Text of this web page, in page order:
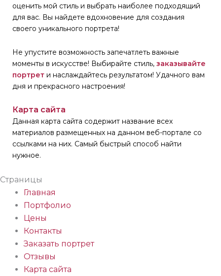
оценить мой стиль и выбрать наиболее подходящий
для вас. Вы найдете вдохновение для создания
своего уникального портрета!
Не упустите возможность запечатлеть важные
моменты в искусстве! Выбирайте стиль, заказывайте
портрет и наслаждайтесь результатом! Удачного вам
дня и прекрасного настроения!
Карта сайта
Данная карта сайта содержит название всех
материалов размещенных на данном веб-портале со
ссылками на них. Самый быстрый способ найти
нужное.
Страницы
Главная
Портфолио
Цены
Контакты
Заказать портрет
Отзывы
Карта сайта